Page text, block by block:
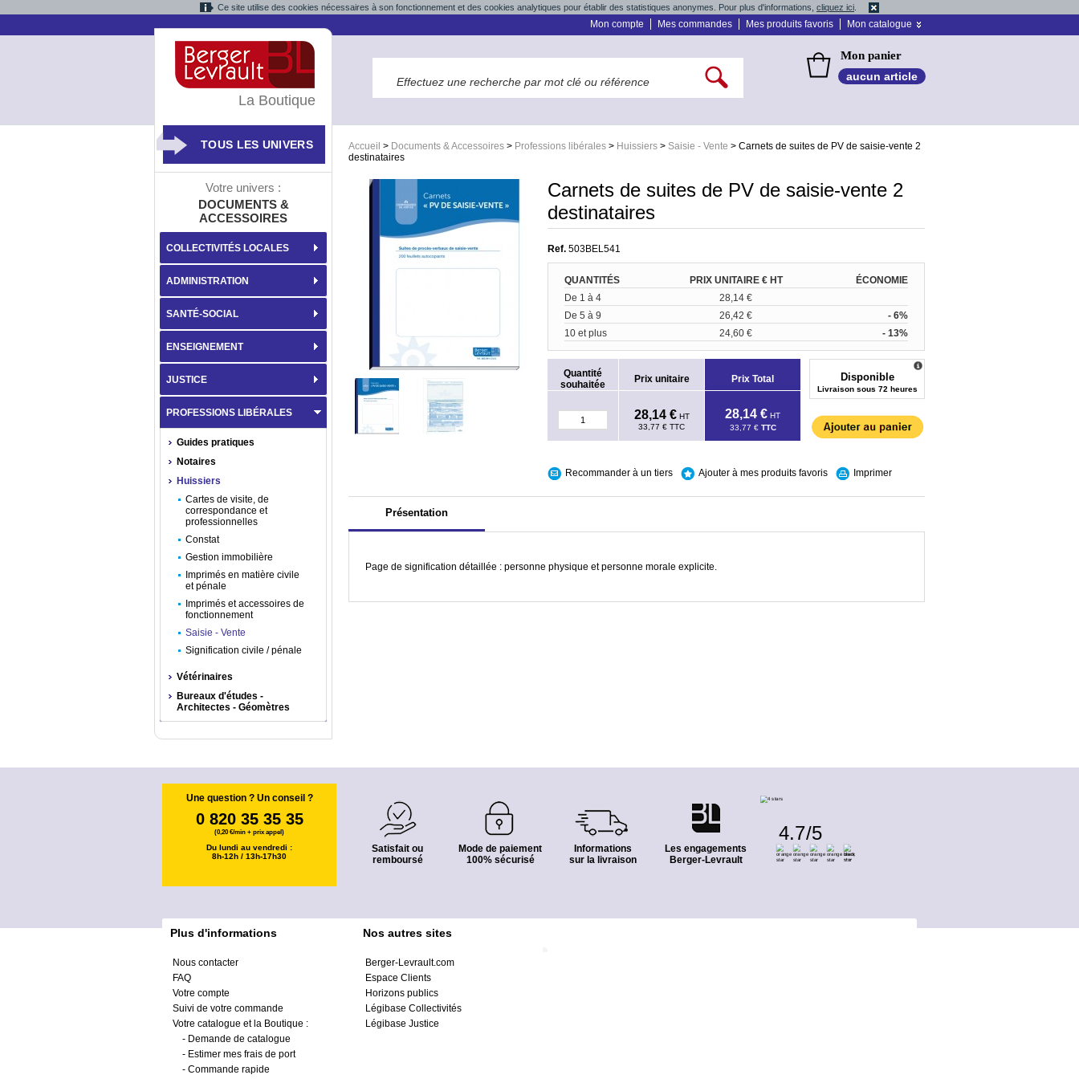
Ce site utilise des cookies nécessaires à son fonctionnement et des cookies analytiques pour établir des statistiques anonymes. Pour plus d'informations, cliquez ici
Mon compte Mes commandes Mes produits favoris Mon catalogue
Mon panier
aucun article
Accueil > Documents & Accessoires > Professions libérales > Huissiers > Saisie - Vente > Carnets de suites de PV de saisie-vente 2
destinataires
Carnets de suites de PV de saisie-vente 2
destinataires
Ref. 503BEL541
QUANTITÉS PRIX UNITAIRE € HT
ÉCONOMIE
De 1 à 4
28,14 €
De 5 à 9
26,42 €
- 6%
10 et plus
24,60 € - 13%
Quantité
souhaitée
Prix unitaire Prix Total
28,14 € HT
33,77 € TTC
28,14 € HT
33,77 € TTC
Disponible
Livraison sous 72 heures
Recommander à un tiers Ajouter à mes produits favoris Imprimer
Présentation
Page de signification détaillée : personne physique et personne morale explicite.
La Boutique
TOUS LES UNIVERS
Votre univers :
DOCUMENTS &
ACCESSOIRES
COLLECTIVITÉS LOCALES
ADMINISTRATION
SANTÉ-SOCIAL
ENSEIGNEMENT
JUSTICE
PROFESSIONS LIBÉRALES
Guides pratiques
Notaires
Huissiers
Cartes de visite, de
correspondance et
professionnelles
Constat
Gestion immobilière
Imprimés en matière civile
et pénale
Imprimés et accessoires de
fonctionnement
Saisie - Vente
Signification civile / pénale
Vétérinaires
Bureaux d'études -
Architectes - Géomètres
Une question ? Un conseil ?
0 820 35 35 35
(0,20 €/min + prix appel)
Du lundi au vendredi :
8h-12h / 13h-17h30
Satisfait ou
remboursé
Mode de paiement
100% sécurisé
Informations
sur la livraison
Les engagements
Berger-Levrault
4.7/5
Plus d'informations
Nous contacter
FAQ
Votre compte
Suivi de votre commande
Votre catalogue et la Boutique :
- Demande de catalogue
- Estimer mes frais de port
- Commande rapide
Nos autres sites
Berger-Levrault.com
Espace Clients
Horizons publics
Légibase Collectivités
Légibase Justice